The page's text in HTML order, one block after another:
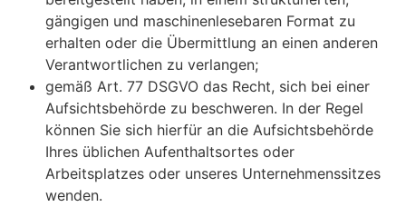
gängigen und maschinenlesebaren Format zu
erhalten oder die Übermittlung an einen anderen
Verantwortlichen zu verlangen;
gemäß Art. 77 DSGVO das Recht, sich bei einer
Aufsichtsbehörde zu beschweren. In der Regel
können Sie sich hierfür an die Aufsichtsbehörde
Ihres üblichen Aufenthaltsortes oder
Arbeitsplatzes oder unseres Unternehmenssitzes
wenden.